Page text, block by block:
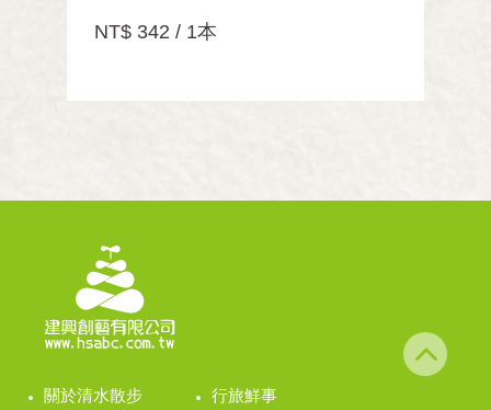
NT$ 342 / 1本
關於清水散步 行旅鮮事